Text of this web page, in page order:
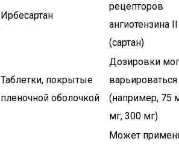
Ирбесартан
рецепторов
ангиотензина II
(сартан)
Таблетки, покрытые
пленочной оболочкой
Дозировки
варьироваться
(например, 75
мг, 300 мг)
Может